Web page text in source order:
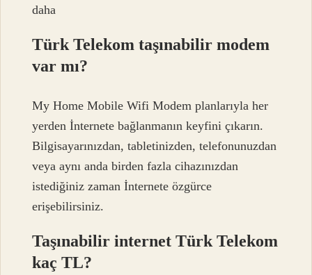
daha
Türk Telekom taşınabilir modem
var mı?
My Home Mobile Wifi Modem planlarıyla her
yerden İnternete bağlanmanın keyfini çıkarın.
Bilgisayarınızdan, tabletinizden, telefonunuzdan
veya aynı anda birden fazla cihazınızdan
istediğiniz zaman İnternete özgürce
erişebilirsiniz.
Taşınabilir internet Türk Telekom
kaç TL?